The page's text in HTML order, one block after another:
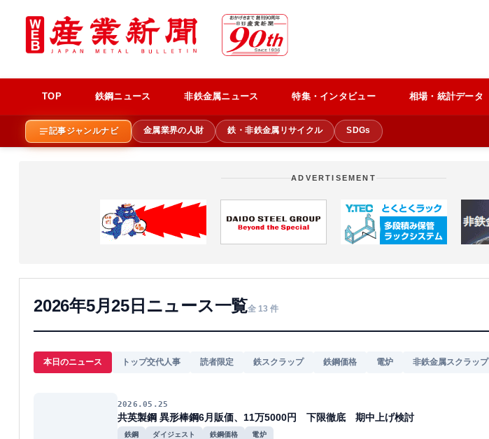
TOP 鉄鋼ニュース 非鉄金属ニュース 特集・インタビュー 相場・統計データ
記事ジャンルナビ 金属業界の人財 鉄・非鉄金属リサイクル SDGs
ADVERTISEMENT
2026年5月25日ニュース一覧全 13 件
本日のニュース トップ交代人事 読者限定 鉄スクラップ 鉄鋼価格 電炉 非鉄金属スクラップ
2026.05.25
共英製鋼 異形棒鋼6月販価、11万5000円 下限徹底 期中上げ検討
鉄鋼 ダイジェスト 鉄鋼価格 電炉